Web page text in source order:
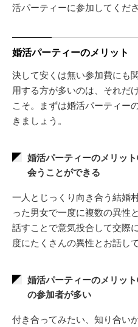
活パーティーに参加してくだ
婚活パーティーのメリット
決して安くは無い参加費にも
用する方が多いのは、それだ
こそ。まずは婚活パーティー
きましょう。
婚活パーティーのメリッ
会うことができる
一人とじっくり向き合う結婚
った男女で一度に複数の異性
話すことで意気投合して交際
度にたくさんの異性とお話し
婚活パーティーのメリッ
の参加者が多い
付き合ってみたい、知り合い